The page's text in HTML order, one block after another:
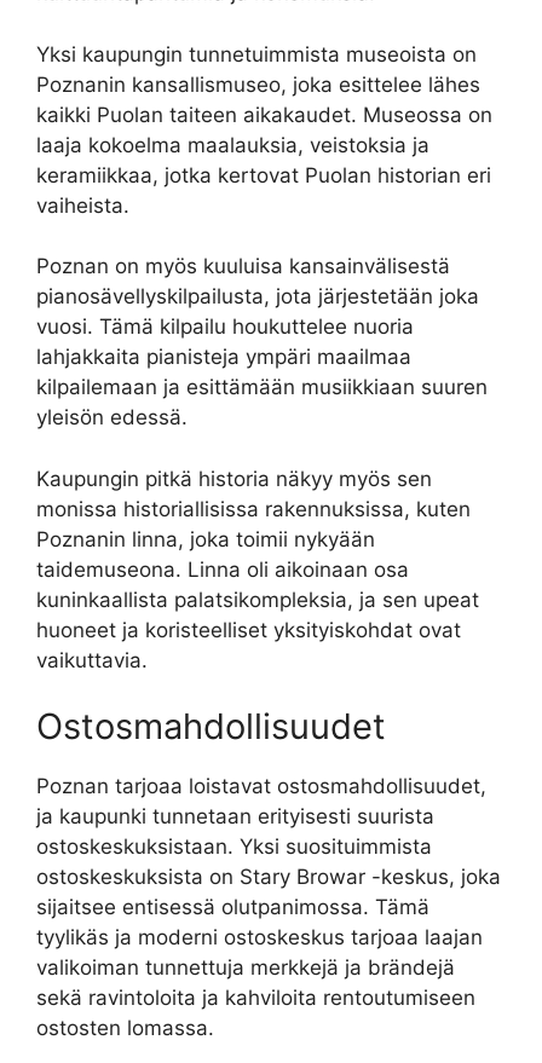
Yksi kaupungin tunnetuimmista museoista on
Poznanin kansallismuseo, joka esittelee lähes
kaikki Puolan taiteen aikakaudet. Museossa on
laaja kokoelma maalauksia, veistoksia ja
keramiikkaa, jotka kertovat Puolan historian eri
vaiheista.
Poznan on myös kuuluisa kansainvälisestä
pianosävellyskilpailusta, jota järjestetään joka
vuosi. Tämä kilpailu houkuttelee nuoria
lahjakkaita pianisteja ympäri maailmaa
kilpailemaan ja esittämään musiikkiaan suuren
yleisön edessä.
Kaupungin pitkä historia näkyy myös sen
monissa historiallisissa rakennuksissa, kuten
Poznanin linna, joka toimii nykyään
taidemuseona. Linna oli aikoinaan osa
kuninkaallista palatsikompleksia, ja sen upeat
huoneet ja koristeelliset yksityiskohdat ovat
vaikuttavia.
Ostosmahdollisuudet
Poznan tarjoaa loistavat ostosmahdollisuudet,
ja kaupunki tunnetaan erityisesti suurista
ostoskeskuksistaan. Yksi suosituimmista
ostoskeskuksista on Stary Browar -keskus, joka
sijaitsee entisessä olutpanimossa. Tämä
tyylikäs ja moderni ostoskeskus tarjoaa laajan
valikoiman tunnettuja merkkejä ja brändejä
sekä ravintoloita ja kahviloita rentoutumiseen
ostosten lomassa.